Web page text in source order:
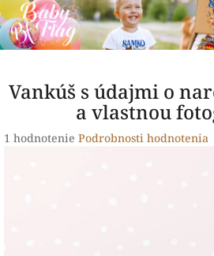
Prejsť
na
obsah
Vankúš s údajmi o
a vlastnou
Priemerné
1 hodnotenie Podrobnosti hodnotenia